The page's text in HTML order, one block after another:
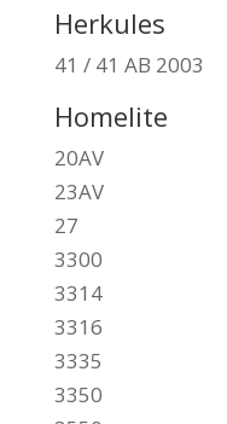
Herkules
41 / 41 AB 2003
Homelite
20AV
23AV
27
3300
3314
3316
3335
3350